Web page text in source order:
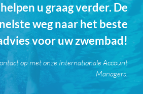
u graag verder. De
weg naar het beste
voor uw zwembad!
op met onze Internationale Account
Managers.